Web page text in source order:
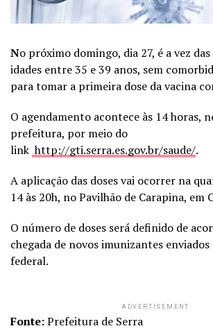
No próximo domingo, dia 27, é a vez
idades entre 35 e 39 anos, sem
para tomar a primeira dose da vacina
O agendamento acontece às 14 horas,
prefeitura, por meio do
link http://gti.serra.es.gov.br/saude/.
A aplicação das doses vai ocorrer na
14 às 20h, no Pavilhão de Carapina, em
O número de doses será definido de
chegada de novos imunizantes
federal.
ADVERTISEMENT
Fonte:Prefeitura de Serra